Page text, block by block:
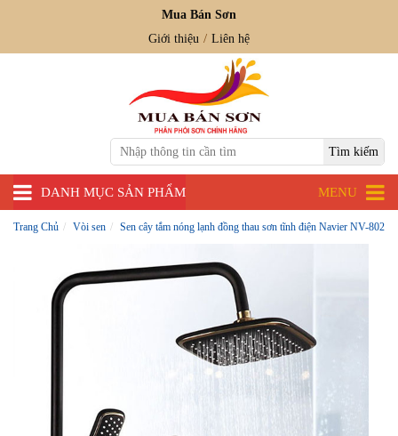
Mua Bán Sơn
Giới thiệu
Liên hệ
DANH MỤC SẢN PHẨM MENU
Trang Chủ Vòi sen Sen cây tắm nóng lạnh đồng thau sơn tĩnh điện Navier NV-802